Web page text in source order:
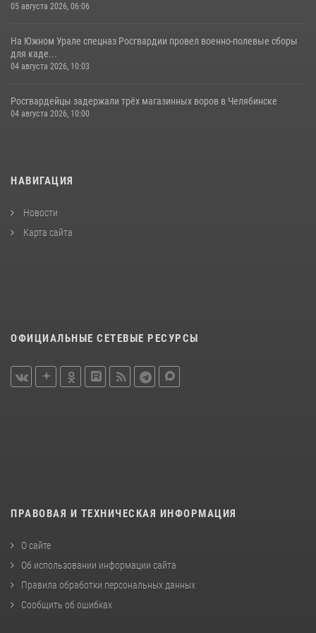
05 августа 2026, 06:06
На Южном Урале спецназ Росгвардии провел военно-полевые сборы
для каде...
04 августа 2026, 10:03
Росгвардейцы задержали трёх магазинных воров в Челябинске
04 августа 2026, 10:00
НАВИГАЦИЯ
Новости
Карта сайта
ОФИЦИАЛЬНЫЕ СЕТЕВЫЕ РЕСУРСЫ
ПРАВОВАЯ И ТЕХНИЧЕСКАЯ ИНФОРМАЦИЯ
О сайте
Об использовании информации сайта
Правила обработки персональных данных
Сообщить об ошибках